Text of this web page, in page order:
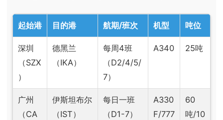
起始港 目的港 航期/班次 机型 吨位
深圳
（SZX
）
德黑兰
（IKA）
每周4班
（D2/4/5/
7）
A340 25吨
广州
（CA
伊斯坦布尔
（IST）
每日一班
（D1-7）
A330
F/777
60
吨/10